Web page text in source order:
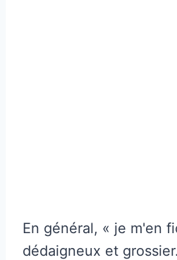
En général, « je m'en
dédaigneux et